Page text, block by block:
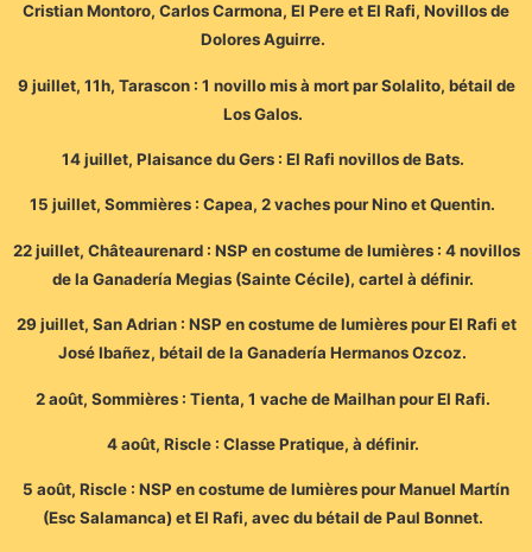
Cristian Montoro, Carlos Carmona, El Pere et El Rafi, Novillos de
Dolores Aguirre.
9 juillet, 11h, Tarascon : 1 novillo mis à mort par Solalito, bétail de
Los Galos.
14 juillet, Plaisance du Gers : El Rafi novillos de Bats.
15 juillet, Sommières : Capea, 2 vaches pour Nino et Quentin.
22 juillet, Châteaurenard : NSP en costume de lumières : 4 novillos
de la Ganadería Megias (Sainte Cécile), cartel à définir.
29 juillet, San Adrian : NSP en costume de lumières pour El Rafi et
José Ibañez, bétail de la Ganadería Hermanos Ozcoz.
2 août, Sommières : Tienta, 1 vache de Mailhan pour El Rafi.
4 août, Riscle : Classe Pratique, à définir.
5 août, Riscle : NSP en costume de lumières pour Manuel Martín
(Esc Salamanca) et El Rafi, avec du bétail de Paul Bonnet.